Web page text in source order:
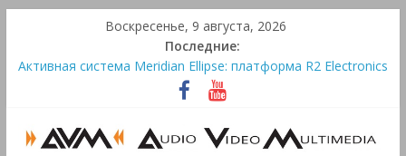
content
Воскресенье, 9 августа, 2026
Последние:
Активная система Meridian Ellipse: платформа R2 Electronics
Platform и программное ядро Atlas Ellipse
Bluetooth-колонки Marshall Emberton III и Willen II:
крикливые и выносливые
Преамп Schiit Saga 2: лестничная громкость, пассивный или